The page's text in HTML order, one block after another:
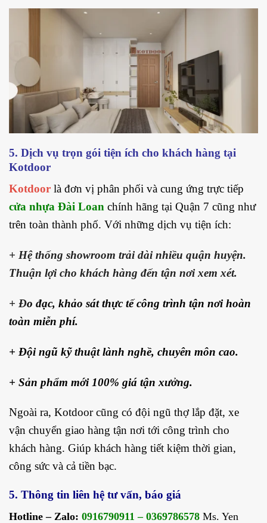
5. Dịch vụ trọn gói tiện ích cho khách hàng tại
Kotdoor
Kotdoor là đơn vị phân phối và cung ứng trực tiếp
cửa nhựa Đài Loan chính hãng tại Quận 7 cũng như
trên toàn thành phố. Với những dịch vụ tiện ích:
+ Hệ thống showroom trải dài nhiều quận huyện.
Thuận lợi cho khách hàng đến tận nơi xem xét.
+ Đo đạc, khảo sát thực tế công trình tận nơi hoàn
toàn miễn phí.
+ Đội ngũ kỹ thuật lành nghề, chuyên môn cao.
+ Sản phẩm mới 100% giá tận xưởng.
Ngoài ra, Kotdoor cũng có đội ngũ thợ lắp đặt, xe
vận chuyển giao hàng tận nơi tới công trình cho
khách hàng. Giúp khách hàng tiết kiệm thời gian,
công sức và cả tiền bạc.
5. Thông tin liên hệ tư vấn, báo giá
Hotline – Zalo: 0916790911 – 0369786578 Ms. Yen